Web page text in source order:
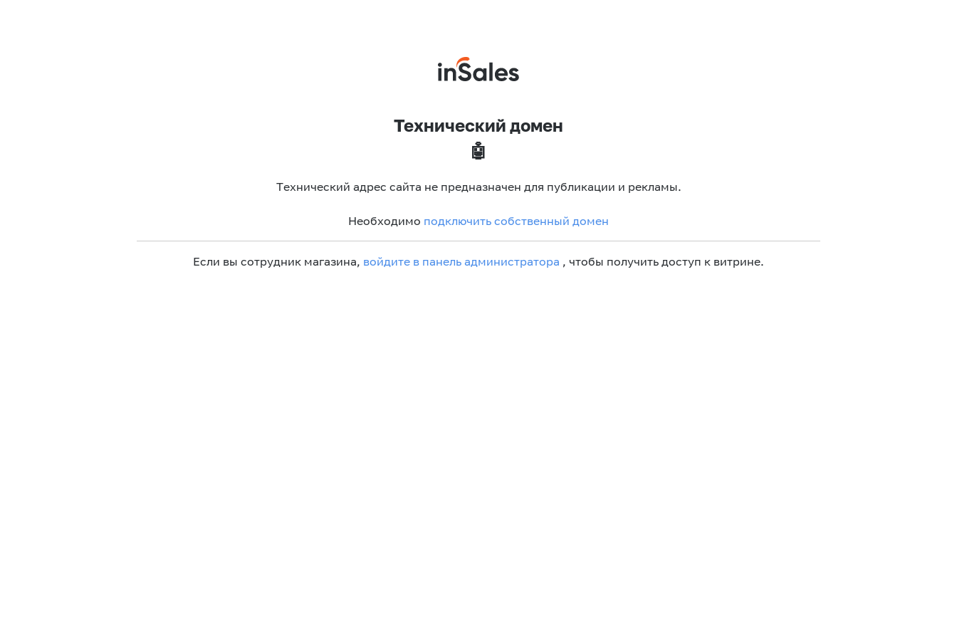
Технический домен
🤖
Технический адрес сайта не предназначен для публикации и рекламы.
Необходимо подключить собственный домен
Если вы сотрудник магазина, войдите в панель администратора , чтобы получить доступ к витрине.